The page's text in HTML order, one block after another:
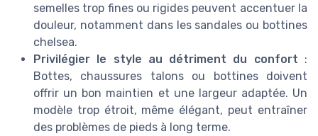
semelles trop fines ou rigides peuvent accentuer la
douleur, notamment dans les sandales ou bottines
chelsea.
Privilégier le style au détriment du confort :
Bottes, chaussures talons ou bottines doivent
offrir un bon maintien et une largeur adaptée. Un
modèle trop étroit, même élégant, peut entraîner
des problèmes de pieds à long terme.